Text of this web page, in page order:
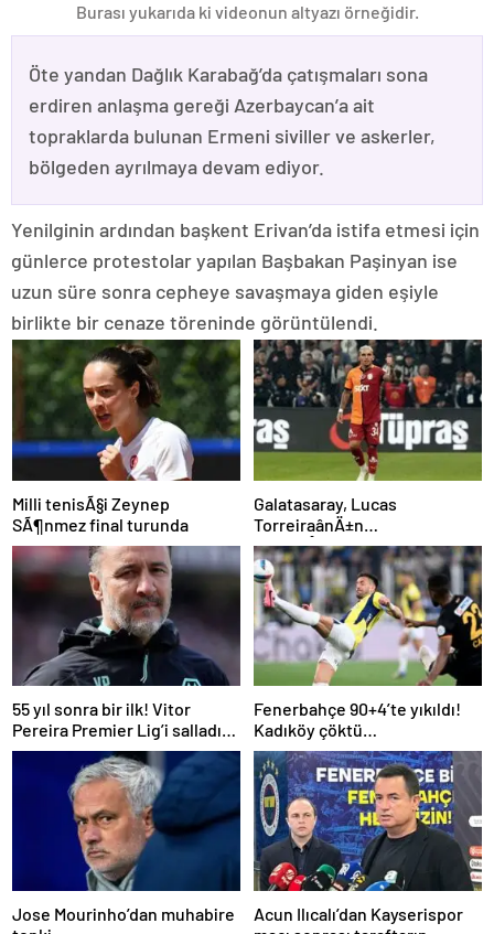
Burası yukarıda ki videonun altyazı örneğidir.
Öte yandan Dağlık Karabağ’da çatışmaları sona
erdiren anlaşma gereği Azerbaycan’a ait
topraklarda bulunan Ermeni siviller ve askerler,
bölgeden ayrılmaya devam ediyor.
Yenilginin ardından başkent Erivan’da istifa etmesi için
günlerce protestolar yapılan Başbakan Paşinyan ise
uzun süre sonra cepheye savaşmaya giden eşiyle
birlikte bir cenaze töreninde görüntülendi.
Milli tenisÃ§i Zeynep
SÃ¶nmez final turunda
Galatasaray, Lucas
TorreiraânÄ±n
sÃ¶zleÅmesini uzattÄ±
55 yıl sonra bir ilk! Vitor
Pereira Premier Lig’i salladı…
Fenerbahçe 90+4’te yıkıldı!
Kadıköy çöktü…
Jose Mourinho’dan muhabire
Acun Ilıcalı’dan Kayserispor